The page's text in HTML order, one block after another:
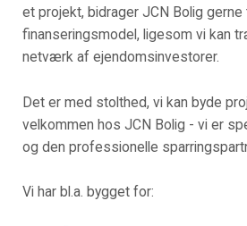
et projekt, bidrager JCN Bolig
finanseringsmodel, ligesom vi kan
netværk af ejendomsinvestorer.
Det er med stolthed, vi kan byde
velkommen hos JCN Bolig - vi er
og den professionelle
Vi har bl.a. bygget for: